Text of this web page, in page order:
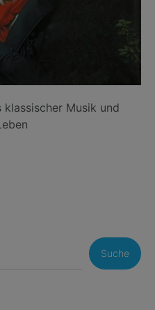
Musik und
Suche